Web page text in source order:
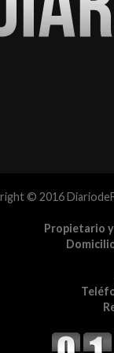
© 2016
Propietario